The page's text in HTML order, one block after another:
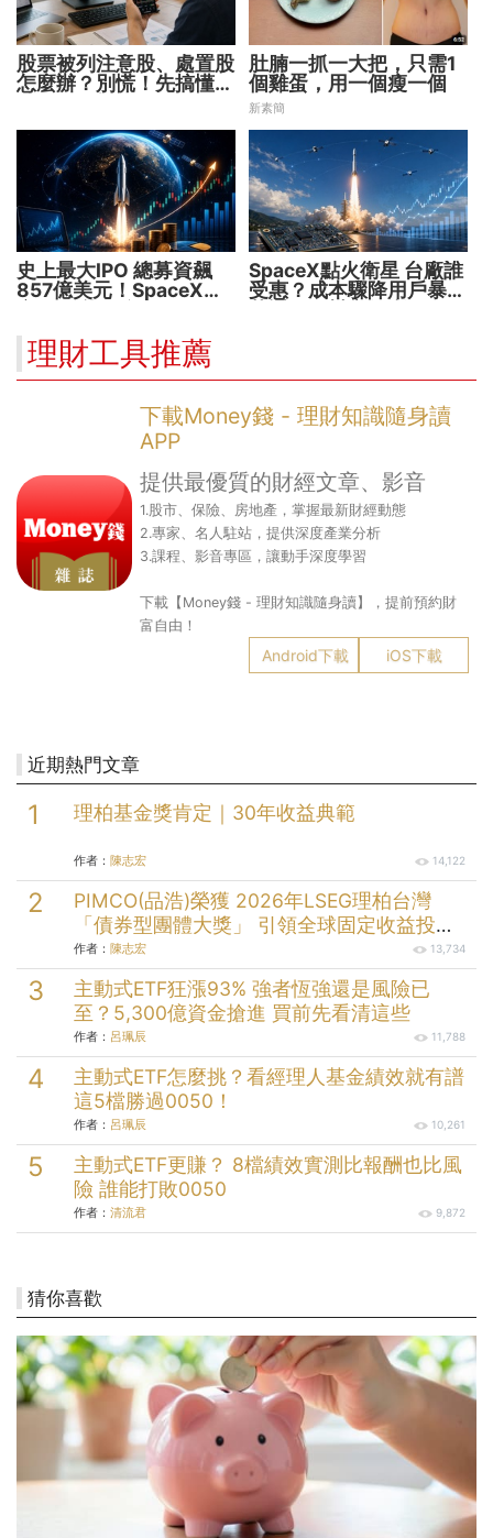
股票被列注意股、處置股
怎麼辦？別慌！先搞懂背
肚腩一抓一大把，只需1
個雞蛋，用一個瘦一個
新素簡
史上最大IPO 總募資飆
857億美元！SpaceX升
SpaceX點火衛星 台廠誰
受惠？成本驟降用戶暴增
理財工具推薦
下載Money錢 - 理財知識隨身讀
APP
提供最優質的財經文章、影音
1.股市、保險、房地產，掌握最新財經動態
2.專家、名人駐站，提供深度產業分析
3.課程、影音專區，讓動手深度學習
下載【Money錢 - 理財知識隨身讀】，提前預約財
富自由！
Android下載 iOS下載
近期熱門文章
理柏基金獎肯定｜30年收益典範
作者： 陳志宏 14,122
PIMCO(品浩)榮獲 2026年LSEG理柏台灣
「債券型團體大獎」 引領全球固定收益投資
逾半世紀的投資實力
作者： 陳志宏 13,734
主動式ETF狂漲93% 強者恆強還是風險已
至？5,300億資金搶進 買前先看清這些
作者： 呂珮辰 11,788
主動式ETF怎麼挑？看經理人基金績效就有譜
這5檔勝過0050！
作者： 呂珮辰 10,261
主動式ETF更賺？ 8檔績效實測比報酬也比風
險 誰能打敗0050
作者： 清流君 9,872
猜你喜歡